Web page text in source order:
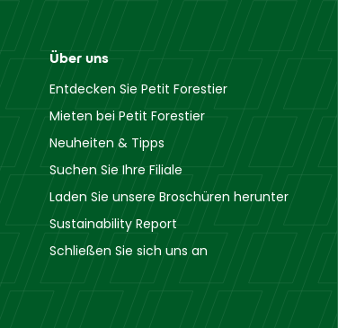
Über uns
Entdecken Sie Petit Forestier
Mieten bei Petit Forestier
Neuheiten & Tipps
Suchen Sie Ihre Filiale
Laden Sie unsere Broschüren herunter
Sustainability Report
Schließen Sie sich uns an